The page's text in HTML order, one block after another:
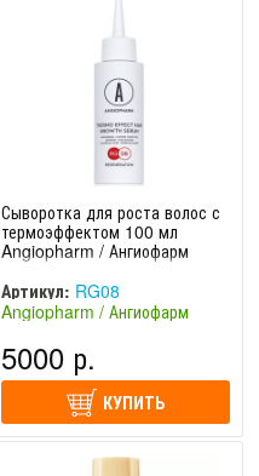
Сыворотка для роста волос с
термоэффектом 100 мл
Angiopharm / Ангиофарм
Артикул: RG08
Angiopharm / Ангиофарм
5000 р.
КУПИТЬ